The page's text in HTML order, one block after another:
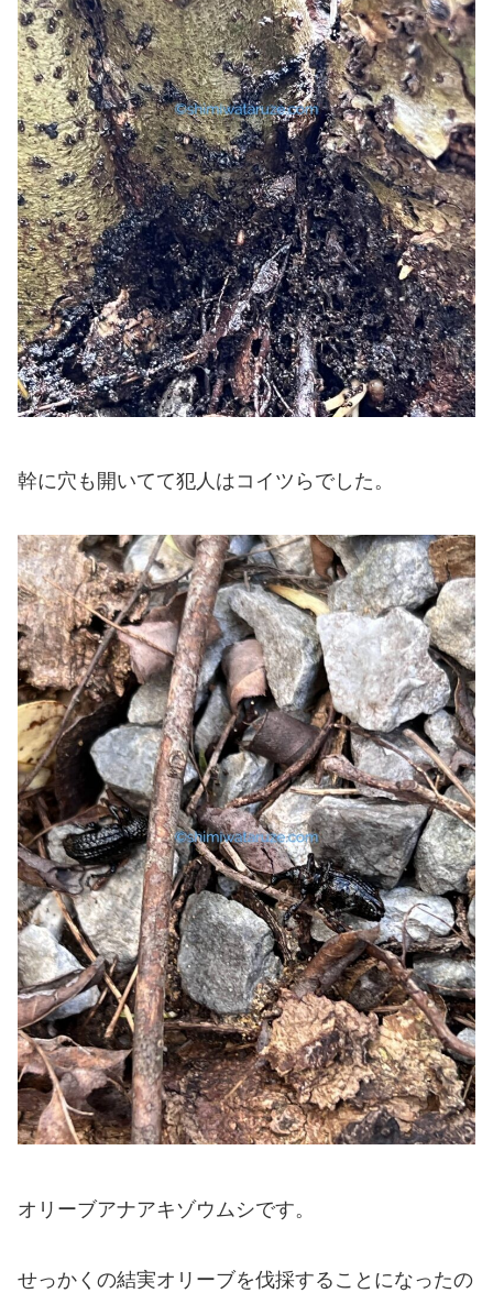
幹に穴も開いてて犯人はコイツらでした。
オリーブアナアキゾウムシです。
せっかくの結実オリーブを伐採することになったの